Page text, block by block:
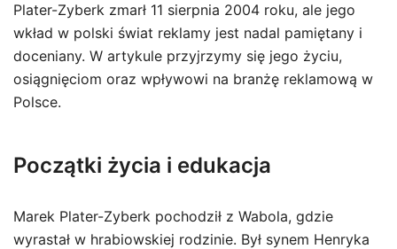
Plater-Zyberk zmarł 11 sierpnia 2004 roku, ale jego
wkład w polski świat reklamy jest nadal pamiętany i
doceniany. W artykule przyjrzymy się jego życiu,
osiągnięciom oraz wpływowi na branżę reklamową w
Polsce.
Początki życia i edukacja
Marek Plater-Zyberk pochodził z Wabola, gdzie
wyrastał w hrabiowskiej rodzinie. Był synem Henryka